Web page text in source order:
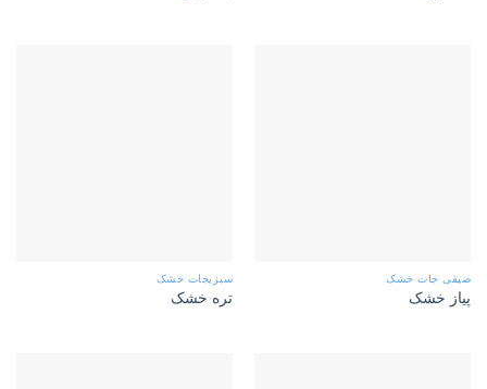
صیفی جات خشک
پیاز خشک
سبزیجات خشک
تره خشک